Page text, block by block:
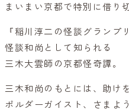
まいまい京都で特別に借り
『稲川淳二の怪談グランプ
怪談和尚として知られる
三木大雲師の京都怪奇譚。
三木和尚のもとには、助け
ポルダーガイスト、さまよ